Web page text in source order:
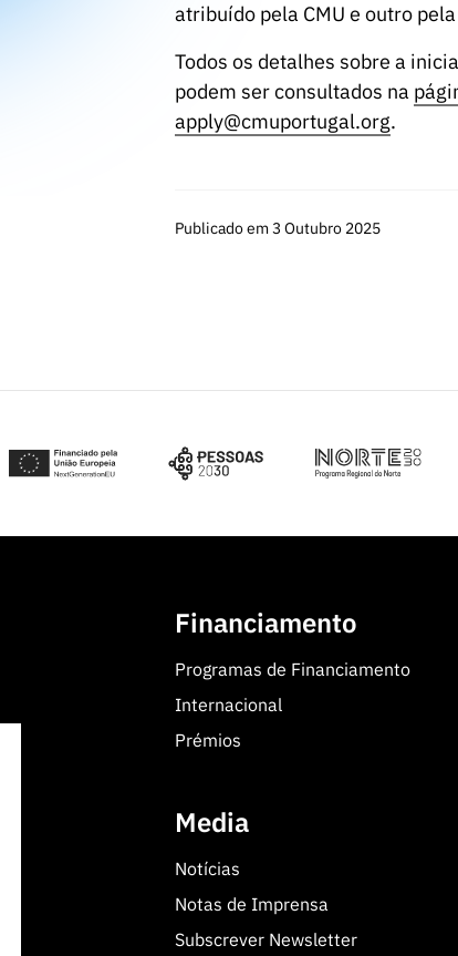
atribuído pela CMU e outro
Todos os detalhes sobre a
podem ser consultados na
apply@cmuportugal.org.
Publicado em 3 Outubro 2025
Financiamento
Programas de Financiamento
Internacional
Prémios
Media
Notícias
Notas de Imprensa
Subscrever Newsletter